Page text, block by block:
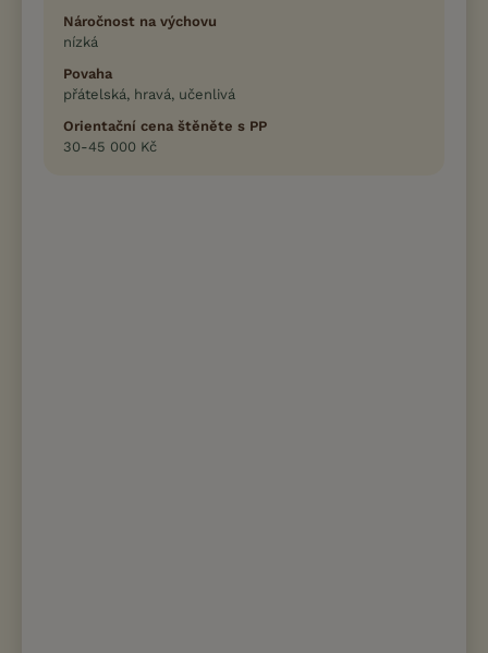
Náročnost na výchovu
nízká
Povaha
přátelská, hravá, učenlivá
Orientační cena štěněte s PP
30-45 000 Kč